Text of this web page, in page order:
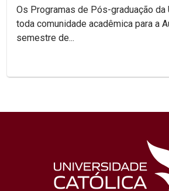
Os Programas de Pós-graduação da
toda comunidade acadêmica para a
semestre de...